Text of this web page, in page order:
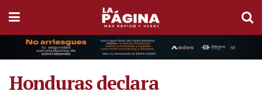
Honduras declara